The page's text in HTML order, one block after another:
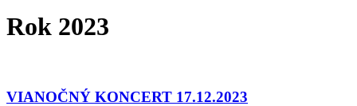
Rok 2023
VIANOČNÝ KONCERT 17.12.2023